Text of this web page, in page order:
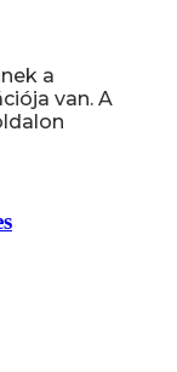
a
van. A